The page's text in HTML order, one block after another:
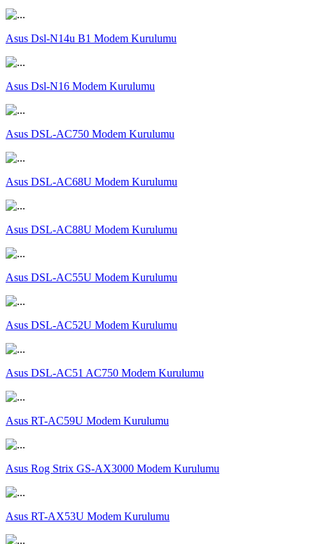
Asus Dsl-N14u B1 Modem Kurulumu
Asus Dsl-N16 Modem Kurulumu
Asus DSL-AC750 Modem Kurulumu
Asus DSL-AC68U Modem Kurulumu
Asus DSL-AC88U Modem Kurulumu
Asus DSL-AC55U Modem Kurulumu
Asus DSL-AC52U Modem Kurulumu
Asus DSL-AC51 AC750 Modem Kurulumu
Asus RT-AC59U Modem Kurulumu
Asus Rog Strix GS-AX3000 Modem Kurulumu
Asus RT-AX53U Modem Kurulumu